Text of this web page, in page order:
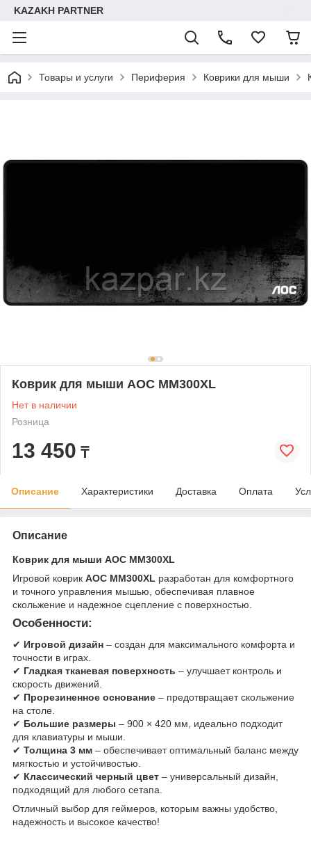
KAZAKH PARTNER
Товары и услуги Периферия Коврики для мыши
Коврик для мыши AOC MM300XL
Нет в наличии
Розница
13 450 ₸
Описание Характеристики Доставка Оплата
Описание
Коврик для мыши AOC MM300XL
Игровой коврик AOC MM300XL разработан для комфортного
и точного управления мышью, обеспечивая плавное
скольжение и надежное сцепление с поверхностью.
Особенности:
✔ Игровой дизайн – создан для максимального комфорта и
точности в играх.
✔ Гладкая тканевая поверхность – улучшает контроль и
скорость движений.
✔ Прорезиненное основание – предотвращает скольжение
на столе.
✔ Большие размеры – 900 × 420 мм, идеально подходит
для клавиатуры и мыши.
✔ Толщина 3 мм – обеспечивает оптимальный баланс между
мягкостью и устойчивостью.
✔ Классический черный цвет – универсальный дизайн,
подходящий для любого сетапа.
Отличный выбор для геймеров, которым важны удобство,
надежность и высокое качество!